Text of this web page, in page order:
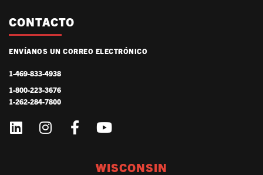
CONTACTO
ENVÍANOS UN CORREO ELECTRÓNICO
1-469-833-4938
1-800-223-3676
1-262-284-7800
WISCONSIN